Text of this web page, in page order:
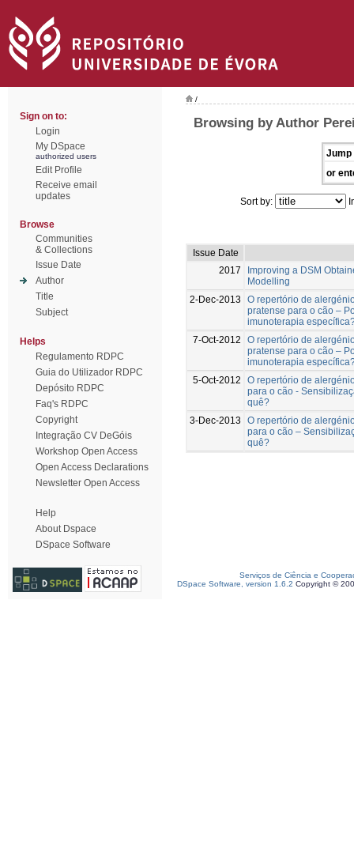
Sign on to:
Login
My DSpace
authorized users
Edit Profile
Receive email
updates
Browse
Communities
& Collections
Issue Date
Author
Title
Subject
Helps
Regulamento RDPC
Guia do Utilizador RDPC
Depósito RDPC
Faq's RDPC
Copyright
Integração CV DeGóis
Workshop Open Access
Open Access Declarations
Newsletter Open Access
Help
About Dspace
DSpace Software
/
Browsing by Author
Jump
or
Sort by:
Issue Date
2017
Improving a DSM
Modelling
2-Dec-2013
O repertório de
pratense para o cão –
imunoterapia
7-Oct-2012
O repertório de
pratense para o cão –
imunoterapia
5-Oct-2012
O repertório de
para o cão -
quê?
3-Dec-2013
O repertório de
para o cão –
quê?
Serviços de Ciência e
DSpace Software, version 1.6.2 Copyright ©